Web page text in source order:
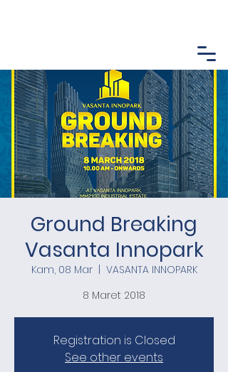
Ground Breaking
Vasanta Innopark
Kam, 08 Mar
  |
VASANTA INNOPARK
8 Maret 2018
Registration is Closed
See other events